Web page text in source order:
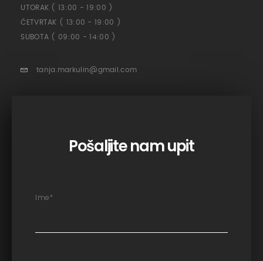
UTORAK ( 13:00 - 19:00 )
ČETVRTAK ( 13:00 - 19:00 )
SUBOTA ( 09:00 - 14:00 )
tanja.markulin@gmail.com
Pošaljite nam upit
Ime*